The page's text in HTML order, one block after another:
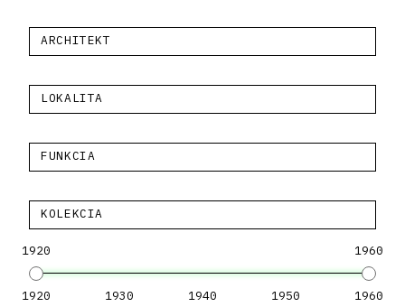
ARCHITEKT
LOKALITA
FUNKCIA
KOLEKCIA
1920 1960
1920 1930 1940 1950 1960